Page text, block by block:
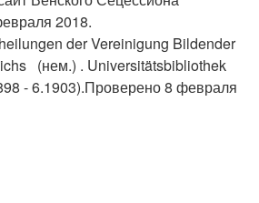
2018.
der Vereinigung Bildender
(нем.) . Universitätsbibliothek
- 6.1903).Проверено 8 февраля